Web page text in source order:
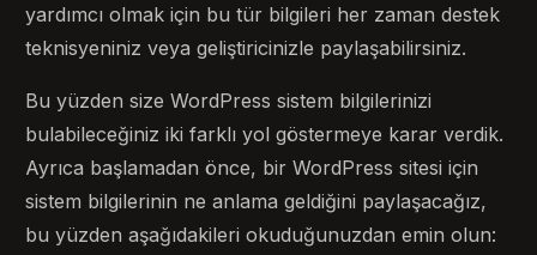
yardımcı olmak için bu tür bilgileri her zaman destek
teknisyeniniz veya geliştiricinizle paylaşabilirsiniz.
Bu yüzden size WordPress sistem bilgilerinizi
bulabileceğiniz iki farklı yol göstermeye karar verdik.
Ayrıca başlamadan önce, bir WordPress sitesi için
sistem bilgilerinin ne anlama geldiğini paylaşacağız,
bu yüzden aşağıdakileri okuduğunuzdan emin olun: